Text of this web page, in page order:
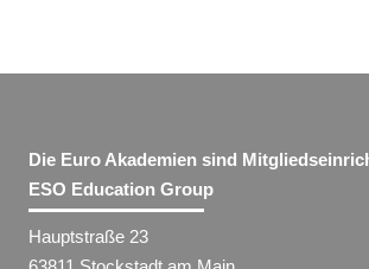
Die Euro Akademien sind
ESO Education Group
Hauptstraße 23